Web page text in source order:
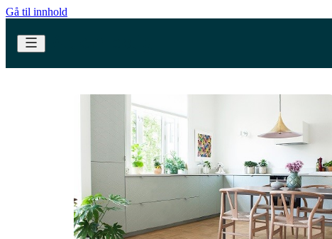
Gå til innhold